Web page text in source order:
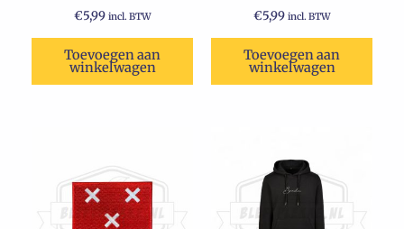
€5,99 incl. BTW
Toevoegen aan
winkelwagen
€5,99 incl. BTW
Toevoegen aan
winkelwagen
was:
€65,75.
is:
€49,99.
product
heeft
meerdere
variaties.